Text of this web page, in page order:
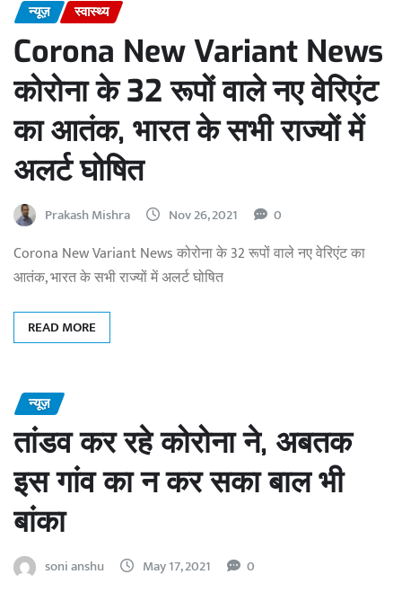
न्यूज़ स्वास्थ्य
Corona New Variant News
कोरोना के 32 रूपों वाले नए वेरिएंट
का आतंक, भारत के सभी राज्यों में
अलर्ट घोषित
Prakash Mishra Nov 26, 2021 0
Corona New Variant News कोरोना के 32 रूपों वाले नए वेरिएंट का
आतंक, भारत के सभी राज्यों में अलर्ट घोषित
READ MORE
न्यूज़
तांडव कर रहे कोरोना ने, अबतक
इस गांव का न कर सका बाल भी
बांका
soni anshu May 17, 2021 0